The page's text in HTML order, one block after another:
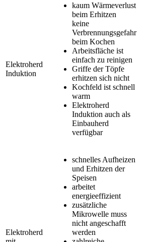
Elektroherd
Induktion
kaum Wärmeverlust
beim Erhitzen
keine
Verbrennungsgefahr
beim Kochen
Arbeitsfläche ist
einfach zu reinigen
Griffe der Töpfe
erhitzen sich nicht
Kochfeld ist schnell
warm
Elektroherd
Induktion auch als
Einbauherd
verfügbar
Elektroherd
schnelles Aufheizen
und Erhitzen der
Speisen
arbeitet
energieeffizient
zusätzliche
Mikrowelle muss
nicht angeschafft
werden